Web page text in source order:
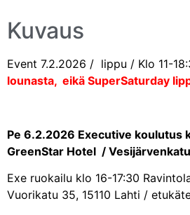
Kuvaus
Event 7.2.2026 / lippu / Klo 11-
lounasta, eikä SuperSaturday
Pe 6.2.2026 Executive koulutus
GreenStar Hotel /
Exe ruokailu klo 16-17:30
Vuorikatu 35, 15110 Lahti /